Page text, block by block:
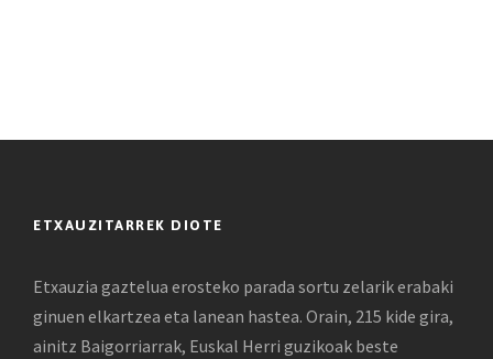
ETXAUZITARREK DIOTE
Etxauzia gaztelua erosteko parada sortu zelarik erabaki
ginuen elkartzea eta lanean hastea. Orain, 215 kide gira,
ainitz Baigorriarrak, Euskal Herri guzikoak beste